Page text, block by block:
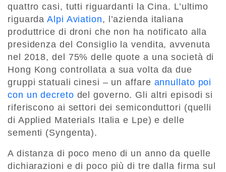
quattro casi, tutti riguardanti la Cina. L’ultimo
riguardaAlpi Aviation, l’azienda italiana
produttrice di droni che non ha notificato alla
presidenza del Consiglio la vendita, avvenuta
nel 2018, del 75% delle quote a una società di
Hong Kong controllata a sua volta da due
gruppi statuali cinesi – un affare annullato poi
con un decreto del governo. Gli altri episodi si
riferiscono ai settori dei semiconduttori (quelli
di Applied Materials Italia e Lpe) e delle
sementi (Syngenta).
A distanza di poco meno di un anno da quelle
dichiarazioni e di poco più di tre dalla firma sul